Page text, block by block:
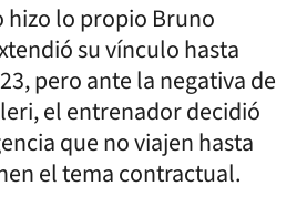
hizo lo propio Bruno
su vínculo hasta
pero ante la negativa de
el entrenador decidió
que no viajen hasta
el tema contractual.